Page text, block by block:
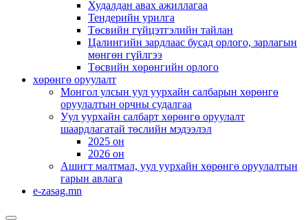
Худалдан авах ажиллагаа
Тендерийн урилга
Төсвийн гүйцэтгэлийн тайлан
Цалингийн зардлаас бусад орлого, зарлагын
мөнгөн гүйлгээ
Төсвийн хөрөнгийн орлого
хөрөнгө оруулалт
Монгол улсын уул уурхайн салбарын хөрөнгө
оруулалтын орчны судалгаа
Уул уурхайн салбарт хөрөнгө оруулалт
шаардлагатай төслийн мэдээлэл
2025 он
2026 он
Ашигт малтмал, уул уурхайн хөрөнгө оруулалтын
гарын авлага
e-zasag.mn